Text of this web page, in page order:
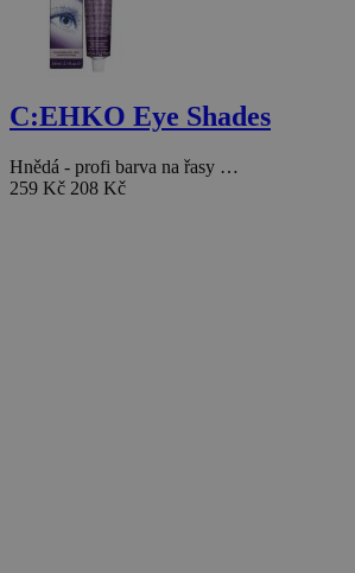
C:EHKO Eye Shades
Hnědá - profi barva na řasy …
259 Kč 208 Kč